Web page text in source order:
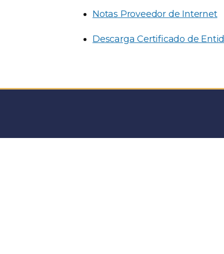
Notas Proveedor de Internet
Descarga Certificado de